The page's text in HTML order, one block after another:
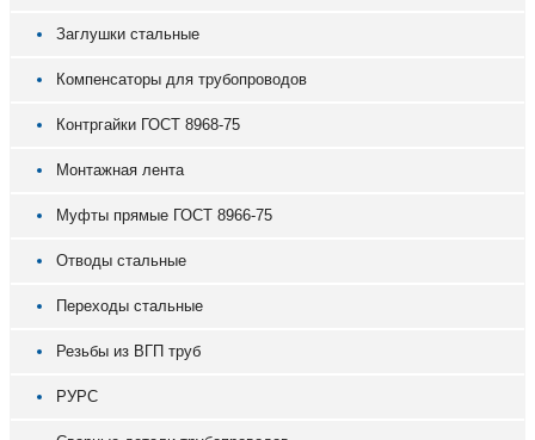
Заглушки стальные
Компенсаторы для трубопроводов
Контргайки ГОСТ 8968-75
Монтажная лента
Муфты прямые ГОСТ 8966-75
Отводы стальные
Переходы стальные
Резьбы из ВГП труб
РУРС